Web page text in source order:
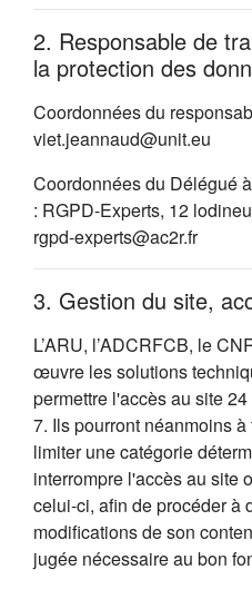
2. Responsable de
la protection des
Coordonnées du
viet.jeannaud@unit.eu
Coordonnées du Délégué
: RGPD-Experts, 12
rgpd-experts@ac2r.fr
3. Gestion du site,
L’ARU, l’ADCRFCB, le
œuvre les solutions
permettre l'accès au site
7. Ils pourront néanmoins
limiter une catégorie
interrompre l'accès au site
celui-ci, afin de procéder à
modifications de son
jugée nécessaire au bon